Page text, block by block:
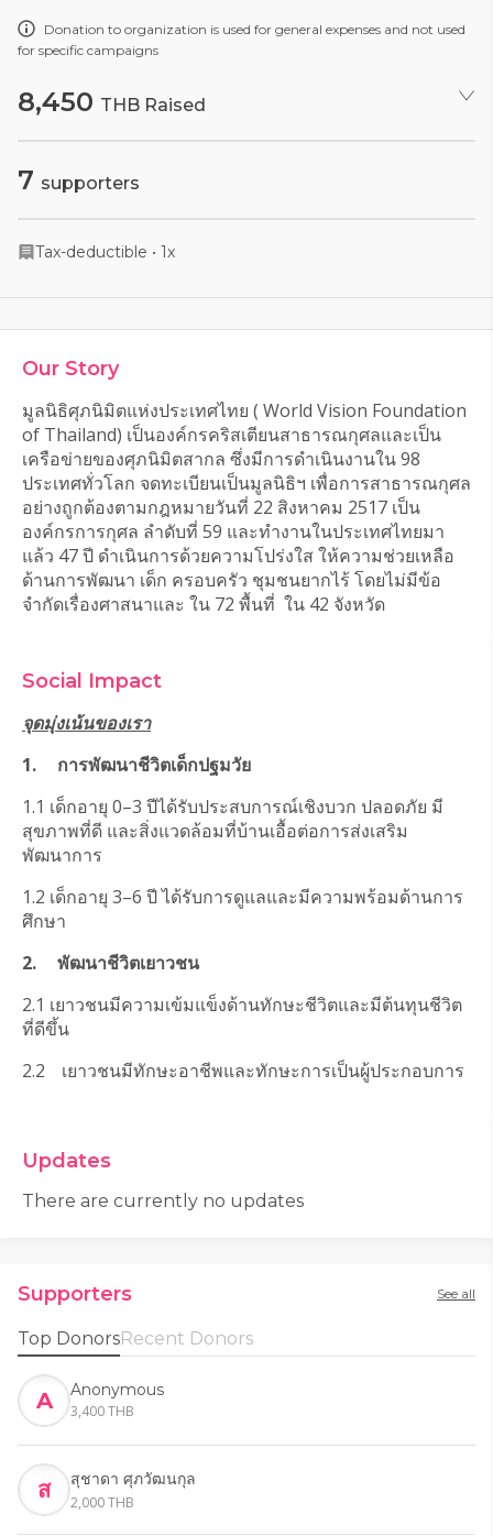
Donation to organization is used for general expenses and not used
for specific campaigns
8,450 THB Raised
7 supporters
Tax-deductible • 1x
Our Story
มูลนิธิศุภนิมิตแห่งประเทศไทย ( World Vision Foundation
of Thailand) เป็นองค์กรคริสเตียนสาธารณกุศลและเป็น
เครือข่ายของศุภนิมิตสากล ซึ่งมีการดำเนินงานใน 98
ประเทศทั่วโลก จดทะเบียนเป็นมูลนิธิฯ เพื่อการสาธารณกุศล
อย่างถูกต้องตามกฎหมายวันที่ 22 สิงหาคม 2517 เป็น
องค์กรการกุศล ลำดับที่ 59 และทำงานในประเทศไทยมา
แล้ว 47 ปี ดำเนินการด้วยความโปร่งใส ให้ความช่วยเหลือ
ด้านการพัฒนา เด็ก ครอบครัว ชุมชนยากไร้ โดยไม่มีข้อ
จำกัดเรื่องศาสนาและ ใน 72 พื้นที่  ใน 42 จังหวัด
Social Impact
จุดมุ่งเน้นของเรา
1.	การพัฒนาชีวิตเด็กปฐมวัย
1.1 เด็กอายุ 0–3 ปีได้รับประสบการณ์เชิงบวก ปลอดภัย มี
สุขภาพที่ดี และสิ่งแวดล้อมที่บ้านเอื้อต่อการส่งเสริม
พัฒนาการ
1.2 เด็กอายุ 3–6 ปี ได้รับการดูแลและมีความพร้อมด้านการ
ศึกษา
2.	พัฒนาชีวิตเยาวชน
2.1 เยาวชนมีความเข้มแข็งด้านทักษะชีวิตและมีต้นทุนชีวิต
ที่ดีขึ้น
2.2	 เยาวชนมีทักษะอาชีพและทักษะการเป็นผู้ประกอบการ
3.2 ครอบครัวสามารถปกป้องคุ้มครองลูกหลานจากความ
รุนแรงได้
3.3 กลไกการปกป้องคุ้มครองเด็กทั้งในชุมชนและโรงเรียน
ให้เข้มแข็ง
4.	การดำรงชีวิตเด็กและครอบครัว
4.1 ครอบครัวเป้าหมายมีอาหารหลากหลายครบโภชนาการ
เพียงพอตลอดทั้งปี
Updates
There are currently no updates
Supporters See all
Top DonorsRecent Donors
A Anonymous
3,400 THB
ส สุชาดา ศุภวัฒนกุล
2,000 THB